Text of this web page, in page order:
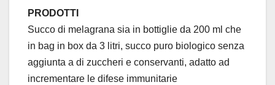
PRODOTTI
Succo di melagrana sia in bottiglie da 200 ml che
in bag in box da 3 litri, succo puro biologico senza
aggiunta a di zuccheri e conservanti, adatto ad
incrementare le difese immunitarie